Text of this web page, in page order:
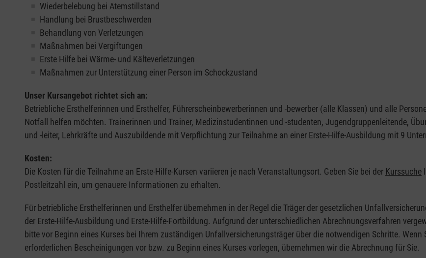
Wiederbelebung bei Atemstillstand
Handlung bei Brustbeschwerden
Behandlung von Verletzungen
Maßnahmen bei Vergiftungen
Erste Hilfe bei Wärme- und Kälteverletzungen
Maßnahmen zur Unterstützung einer Person im Schockzustand
Unser Kursangebot richtet sich an:
Betriebliche Ersthelferinnen und Ersthelfer, Führerscheinbewerberinnen und -bewerber (alle Klassen) und alle
Notfall helfen möchten. Trainerinnen und Trainer, Medizinstudentinnen und -studenten, Jugendgruppenleitende,
und -leiter, Lehrkräfte und Auszubildende mit Verpflichtung zur Teilnahme an einer Erste-Hilfe-Ausbildung mit 9
Kosten:
Die Kosten für die Teilnahme an Erste-Hilfe-Kursen variieren je nach Veranstaltungsort. Geben Sie bei der Kurssuche
Postleitzahl ein, um genauere Informationen zu erhalten.
Für betriebliche Ersthelferinnen und Ersthelfer übernehmen in der Regel die Träger der gesetzlichen
der Erste-Hilfe-Ausbildung und Erste-Hilfe-Fortbildung. Aufgrund der unterschiedlichen Abrechnungsverfahren
bitte vor Beginn eines Kurses bei Ihrem zuständigen Unfallversicherungsträger über die notwendigen Schritte. Wenn
erforderlichen Bescheinigungen vor bzw. zu Beginn eines Kurses vorlegen, übernehmen wir die Abrechnung für Sie.